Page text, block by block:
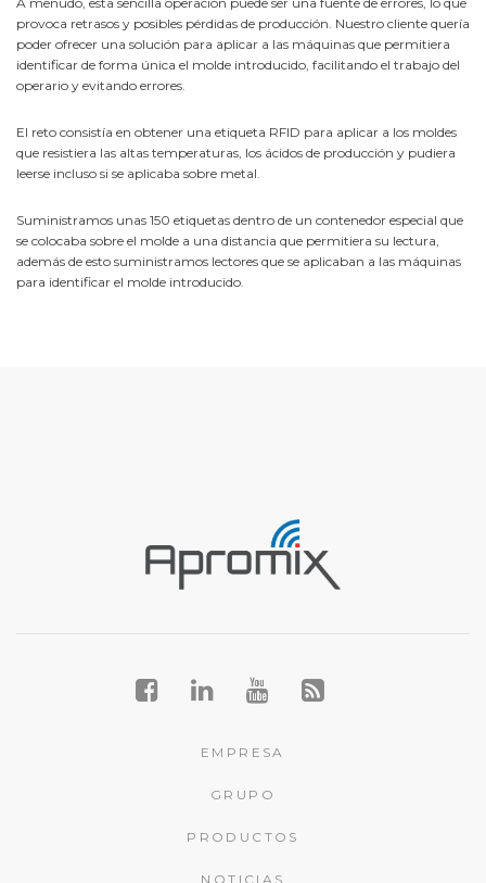
provoca retrasos y posibles pérdidas de producción. Nuestro cliente quería
poder ofrecer una solución para aplicar a las máquinas que permitiera
identificar de forma única el molde introducido, facilitando el trabajo del
operario y evitando errores.
El reto consistía en obtener una etiqueta RFID para aplicar a los moldes
que resistiera las altas temperaturas, los ácidos de producción y pudiera
leerse incluso si se aplicaba sobre metal.
Suministramos unas 150 etiquetas dentro de un contenedor especial que
se colocaba sobre el molde a una distancia que permitiera su lectura,
además de esto suministramos lectores que se aplicaban a las máquinas
para identificar el molde introducido.
EMPRESA
GRUPO
PRODUCTOS
NOTICIAS